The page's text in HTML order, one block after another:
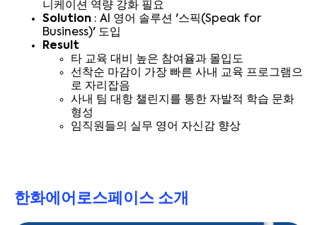
니케이션 역량 강화 필요
Solution : AI 영어 솔루션 '스픽(Speak for
Business)' 도입
Result
타 교육 대비 높은 참여율과 몰입도
선착순 마감이 가장 빠른 사내 교육 프로그램으
로 자리잡음
사내 팀 대항 챌린지를 통한 자발적 학습 문화
형성
임직원들의 실무 영어 자신감 향상
한화에어로스페이스 소개